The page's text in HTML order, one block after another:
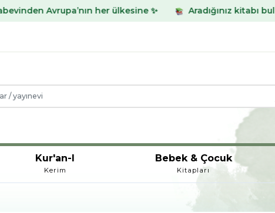
her ülkesine ✨ Aradığınız kitabı bulamadınız
Kur'an-I
Kerim
Bebek & Çocuk
Kitapları